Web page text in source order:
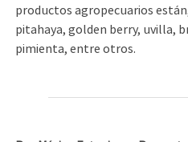
productos agropecuarios
pitahaya, golden berry, uvilla,
pimienta, entre otros.